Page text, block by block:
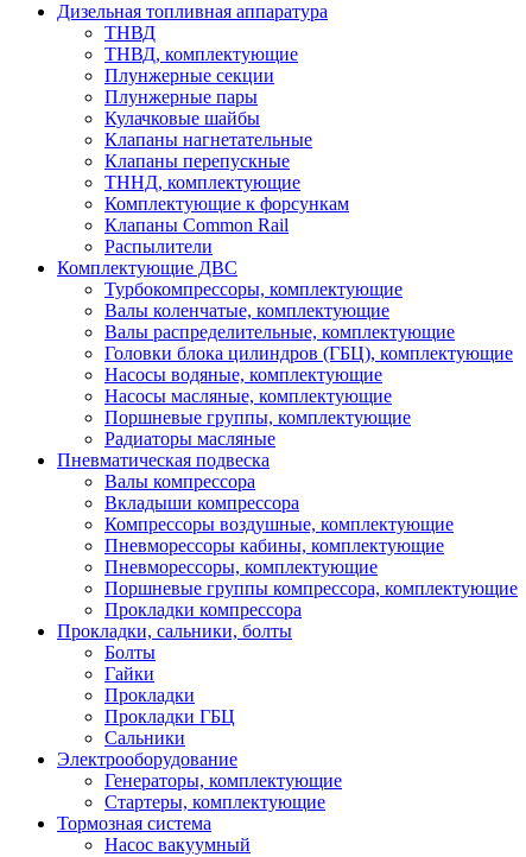
Дизельная топливная аппаратура
ТНВД
ТНВД, комплектующие
Плунжерные секции
Плунжерные пары
Кулачковые шайбы
Клапаны нагнетательные
Клапаны перепускные
ТННД, комплектующие
Комплектующие к форсункам
Клапаны Common Rail
Распылители
Комплектующие ДВС
Турбокомпрессоры, комплектующие
Валы коленчатые, комплектующие
Валы распределительные, комплектующие
Головки блока цилиндров (ГБЦ), комплектующие
Насосы водяные, комплектующие
Насосы масляные, комплектующие
Поршневые группы, комплектующие
Радиаторы масляные
Пневматическая подвеска
Валы компрессора
Вкладыши компрессора
Компрессоры воздушные, комплектующие
Пневморессоры кабины, комплектующие
Пневморессоры, комплектующие
Поршневые группы компрессора, комплектующие
Прокладки компрессора
Прокладки, сальники, болты
Болты
Гайки
Прокладки
Прокладки ГБЦ
Сальники
Электрооборудование
Генераторы, комплектующие
Стартеры, комплектующие
Тормозная система
Насос вакуумный